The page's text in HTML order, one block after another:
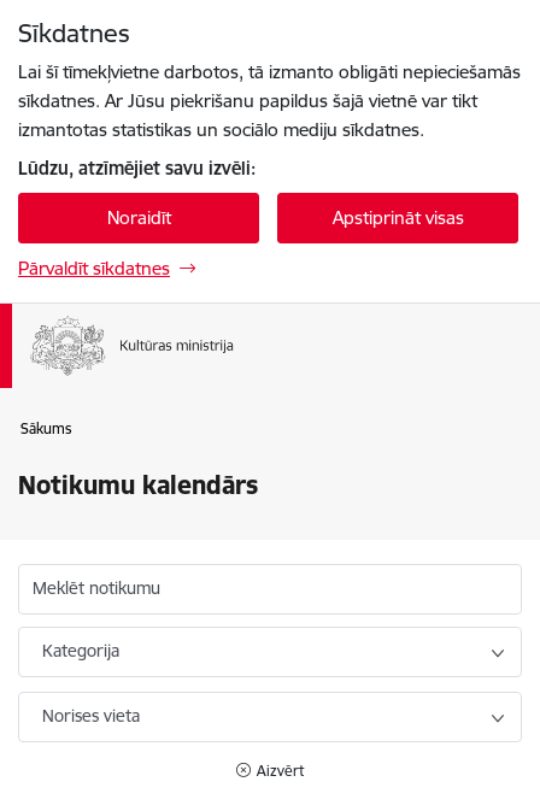
Sīkdatnes
Lai šī tīmekļvietne darbotos, tā izmanto obligāti nepieciešamās
sīkdatnes. Ar Jūsu piekrišanu papildus šajā vietnē var tikt
izmantotas statistikas un sociālo mediju sīkdatnes.
Lūdzu, atzīmējiet savu izvēli:
Noraidīt Apstiprināt visas
Pārvaldīt sīkdatnes
Sākums
Notikumu kalendārs
Meklēt notikumu
Kategorija
Norises vieta
Aizvērt